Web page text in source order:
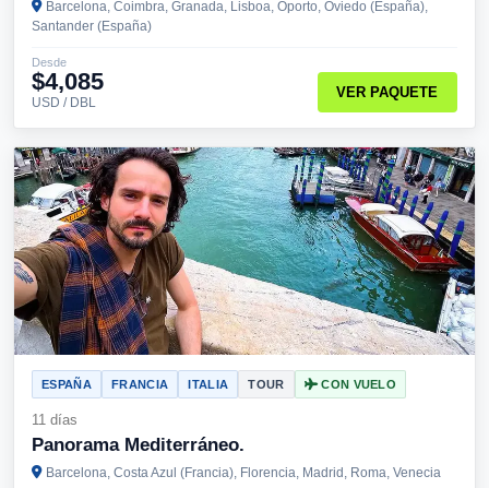
Barcelona, Coimbra, Granada, Lisboa, Oporto, Oviedo (España),
Santander (España)
Desde
$4,085
USD / DBL
VER PAQUETE
ESPAÑA FRANCIA ITALIA TOUR CON VUELO
11 días
Panorama Mediterráneo.
Barcelona, Costa Azul (Francia), Florencia, Madrid, Roma, Venecia